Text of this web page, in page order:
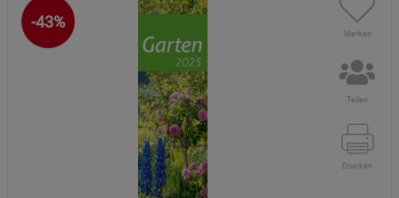
-43%
Merken
Teilen
Drucken